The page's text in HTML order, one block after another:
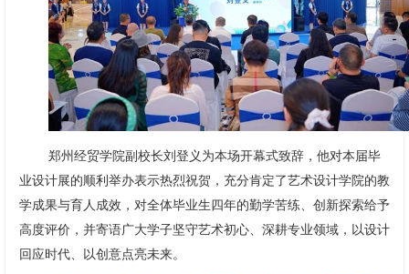
郑州经贸学院副校长刘登义为本场开幕式致辞，他对本届毕
业设计展的顺利举办表示热烈祝贺，充分肯定了艺术设计学院的教
学成果与育人成效，对全体毕业生四年的勤学苦练、创新探索给予
高度评价，并寄语广大学子坚守艺术初心、深耕专业领域，以设计
回应时代、以创意点亮未来。